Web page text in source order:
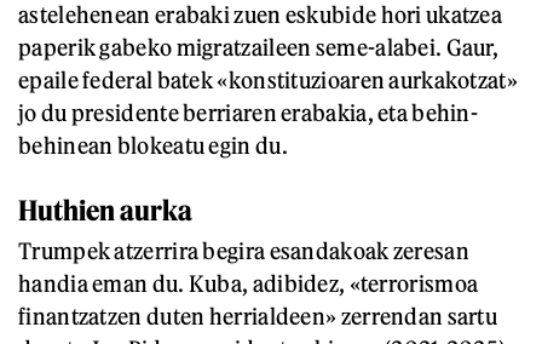
astelehenean erabaki zuen eskubide hori ukatzea
paperik gabeko migratzaileen seme-alabei. Gaur,
epaile federal batek «konstituzioaren aurkakotzat»
jo du presidente berriaren erabakia, eta behin-
behinean blokeatu egin du.
Huthien aurka
Trumpek atzerrira begira esandakoak zeresan
handia eman du. Kuba, adibidez, «terrorismoa
finantzatzen duten herrialdeen» zerrendan sartu